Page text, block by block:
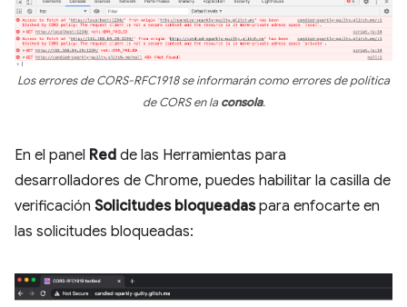
Los errores de CORS-RFC1918 se informarán como errores de política
de CORS en laconsola.
En el panel Red de las Herramientas para
desarrolladores de Chrome, puedes habilitar la casilla de
verificación Solicitudes bloqueadaspara enfocarte en
las solicitudes bloqueadas: